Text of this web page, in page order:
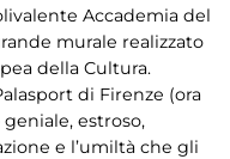
Accademia del
murale realizzato
della Cultura.
di Firenze (ora
estroso,
e l’umiltà che gli